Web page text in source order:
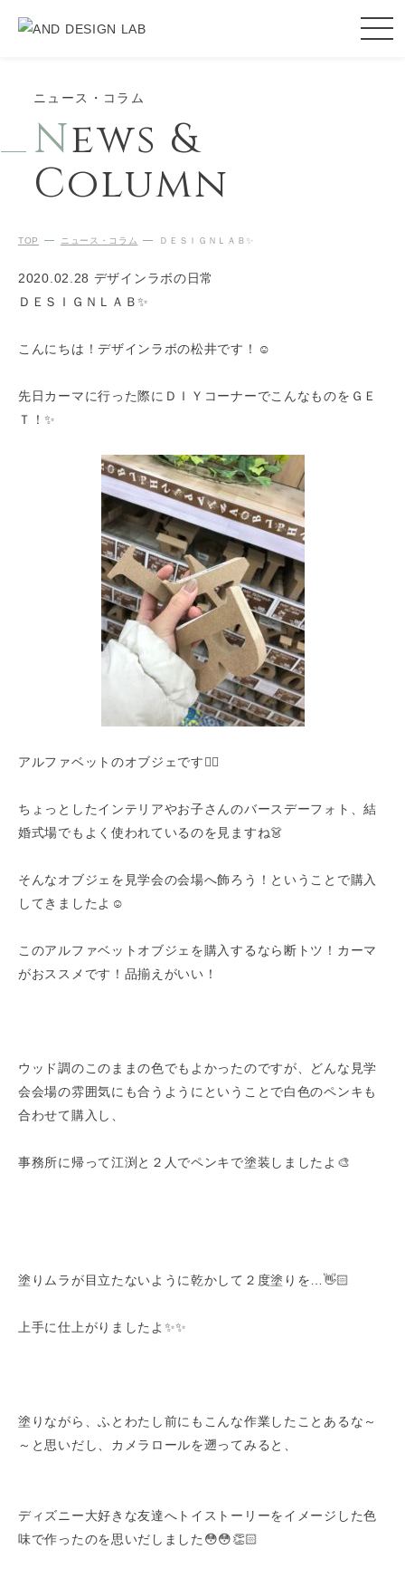
ニュース・コラム
News &
Column
TOP ニュース・コラム ＤＥＳＩＧＮＬＡＢ✨
2020.02.28 デザインラボの日常
ＤＥＳＩＧＮＬＡＢ✨
こんにちは！デザインラボの松井です！☺️
先日カーマに行った際にＤＩＹコーナーでこんなものをＧＥ
Ｔ！✨
アルファベットのオブジェです✌🏻
ちょっとしたインテリアやお子さんのバースデーフォト、結
婚式場でもよく使われているのを見ますね👗
そんなオブジェを見学会の会場へ飾ろう！ということで購入
してきましたよ☺️
このアルファベットオブジェを購入するなら断トツ！カーマ
がおススメです！品揃えがいい！
ウッド調のこのままの色でもよかったのですが、どんな見学
会会場の雰囲気にも合うようにということで白色のペンキも
合わせて購入し、
事務所に帰って江渕と２人でペンキで塗装しましたよ🎨
塗りムラが目立たないように乾かして２度塗りを…👋🏻
上手に仕上がりましたよ✨✨
塗りながら、ふとわたし前にもこんな作業したことあるな～
～と思いだし、カメラロールを遡ってみると、
ディズニー大好きな友達へトイストーリーをイメージした色
味で作ったのを思いだしました😳😳👏🏻